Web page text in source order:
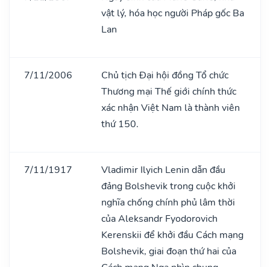
vật lý, hóa học người Pháp gốc Ba
Lan
7/11/2006
Chủ tịch Đại hội đồng Tổ chức
Thương mại Thế giới chính thức
xác nhận Việt Nam là thành viên
thứ 150.
7/11/1917
Vladimir Ilyich Lenin dẫn đầu
đảng Bolshevik trong cuộc khởi
nghĩa chống chính phủ lâm thời
của Aleksandr Fyodorovich
Kerenskii để khởi đầu Cách mạng
Bolshevik, giai đoạn thứ hai của